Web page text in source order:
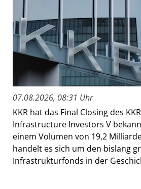
07.08.2026, 08:31 Uhr
KKR hat das Final Closing des
Infrastructure Investors V
einem Volumen von 19,2
handelt es sich um den bislang
Infrastrukturfonds in der